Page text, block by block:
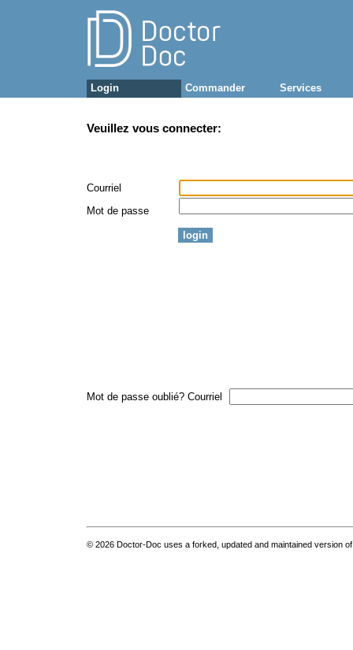
Login Commander Services
Veuillez vous connecter:
Courriel
Mot de passe
login
Mot de passe oublié? Courriel
© 2026 Doctor-Doc uses a forked, updated and maintained version